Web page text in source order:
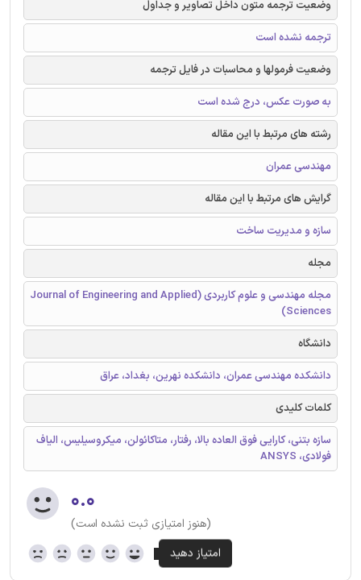
وضعیت ترجمه متون داخل تصاویر و جداول
ترجمه نشده است
وضعیت فرمولها و محاسبات در فایل ترجمه
به صورت عکس، درج شده است
رشته های مرتبط با این مقاله
مهندسی عمران
گرایش های مرتبط با این مقاله
سازه و مدیریت ساخت
مجله
مجله مهندسی و علوم کاربردی (Journal of Engineering and Applied
Sciences)
دانشگاه
دانشکده مهندسی عمران، دانشکده نهرین، بغداد، عراق
کلمات کلیدی
سازه بتنی، کارایی فوق العاده بالا، رفتار، متاکائولن، میکروسیلیس، الیاف
فولادی، ANSYS
۰.۰
(هنوز امتیازی ثبت نشده است)